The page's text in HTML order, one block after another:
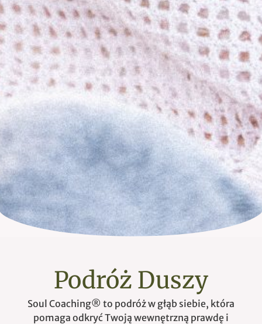
Podróż Duszy
Soul Coaching® to podróż w głąb siebie, która
pomaga odkryć Twoją wewnętrzną prawdę i